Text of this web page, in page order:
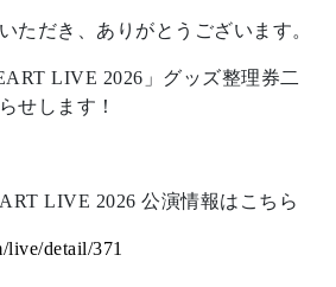
ただき、ありがとうございます。
LIVE 2026」グッズ整理券二
せします！
LIVE 2026 公演情報はこちら
live/detail/371